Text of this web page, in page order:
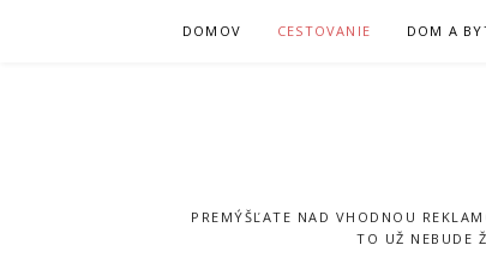
DOMOV CESTOVANIE DOM A
PREMÝŠĽATE NAD VHODNOU
TO UŽ NEBUDE